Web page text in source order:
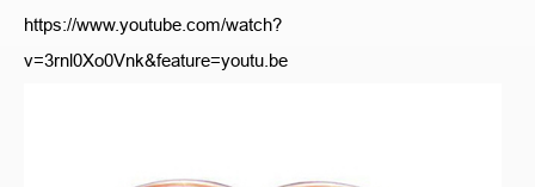
https://www.youtube.com/watch?
v=3rnl0Xo0Vnk&feature=youtu.be